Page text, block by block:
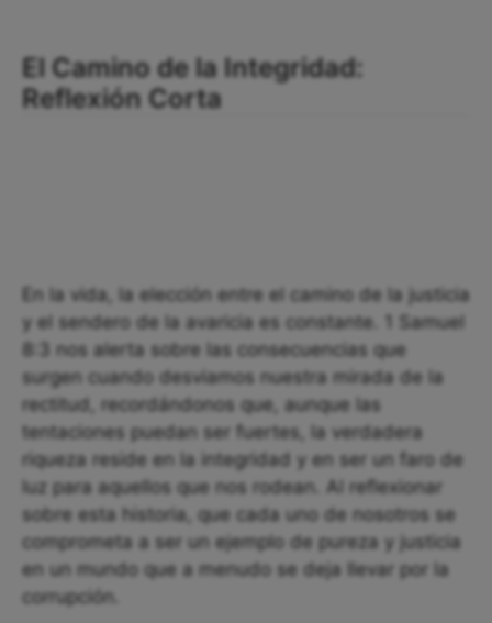
El Camino de la Integridad:
Reflexión Corta
En la vida, la elección entre el camino de la justicia
y el sendero de la avaricia es constante. 1 Samuel
8:3 nos alerta sobre las consecuencias que
surgen cuando desviamos nuestra mirada de la
rectitud, recordándonos que, aunque las
tentaciones puedan ser fuertes, la verdadera
riqueza reside en la integridad y en ser un faro de
luz para aquellos que nos rodean. Al reflexionar
sobre esta historia, que cada uno de nosotros se
comprometa a ser un ejemplo de pureza y justicia
en un mundo que a menudo se deja llevar por la
corrupción.